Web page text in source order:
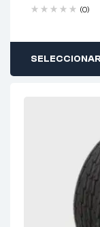
(0)